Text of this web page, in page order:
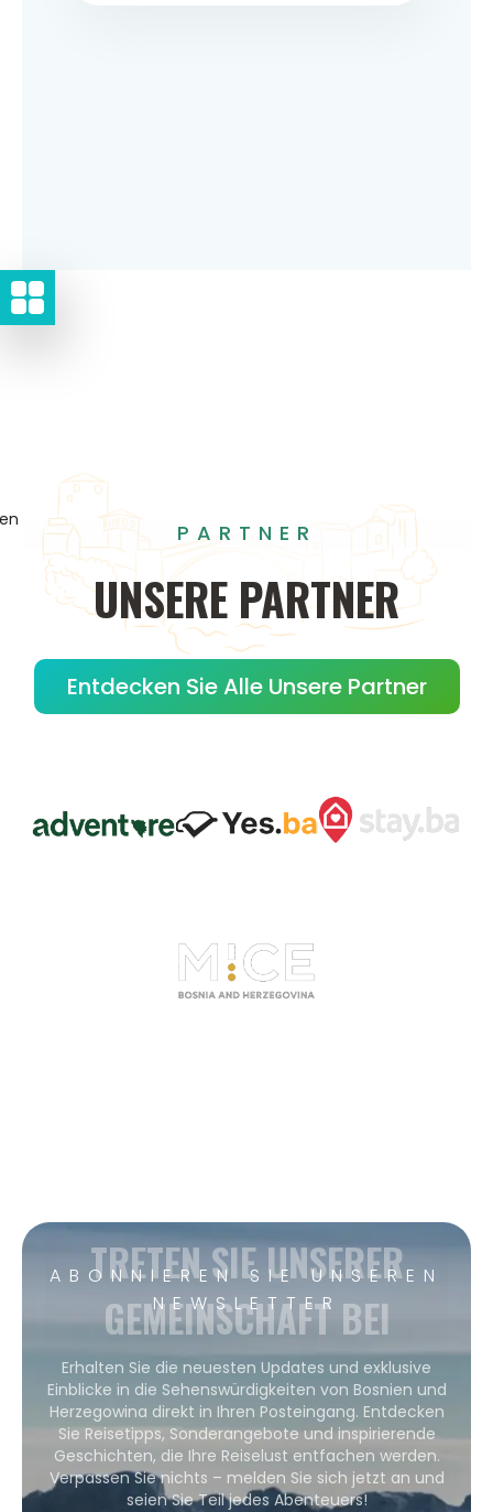
PARTNER
UNSERE PARTNER
Entdecken Sie Alle Unsere Partner
ABONNIEREN SIE UNSEREN
NEWSLETTER
TRETEN SIE UNSERER
GEMEINSCHAFT BEI
Erhalten Sie die neuesten Updates und exklusive
Einblicke in die Sehenswürdigkeiten von Bosnien und
Herzegowina direkt in Ihren Posteingang. Entdecken
Sie Reisetipps, Sonderangebote und inspirierende
Geschichten, die Ihre Reiselust entfachen werden.
Verpassen Sie nichts – melden Sie sich jetzt an und
seien Sie Teil jedes Abenteuers!